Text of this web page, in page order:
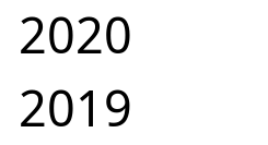
2020
2019